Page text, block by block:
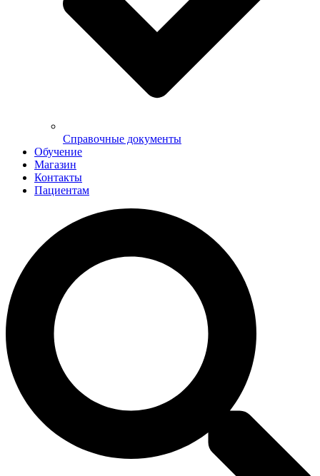
Справочные документы
Обучение
Магазин
Контакты
Пациентам